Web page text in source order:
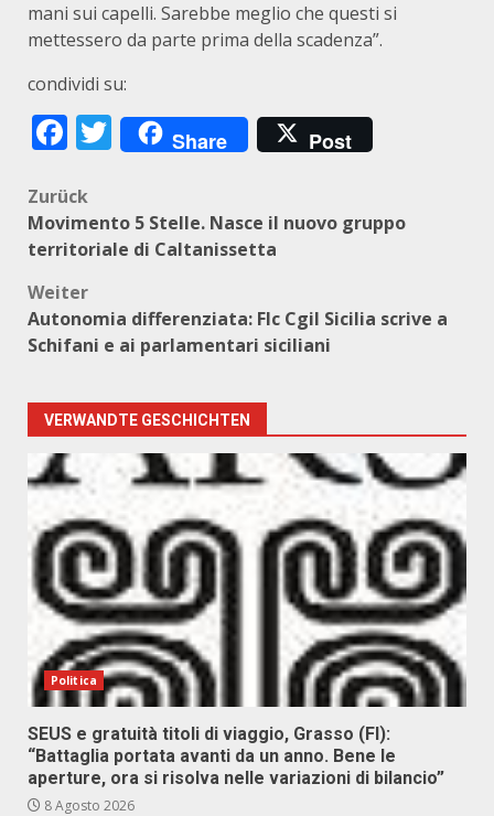
mani sui capelli. Sarebbe meglio che questi si
mettessero da parte prima della scadenza”.
condividi su:
Facebook
Twitter
Share Post
Beitragsnavigation
Zurück
Movimento 5 Stelle. Nasce il nuovo gruppo
territoriale di Caltanissetta
Weiter
Autonomia differenziata: Flc Cgil Sicilia scrive a
Schifani e ai parlamentari siciliani
VERWANDTE GESCHICHTEN
Politica
SEUS e gratuità titoli di viaggio, Grasso (FI):
“Battaglia portata avanti da un anno. Bene le
aperture, ora si risolva nelle variazioni di bilancio”
8 Agosto 2026